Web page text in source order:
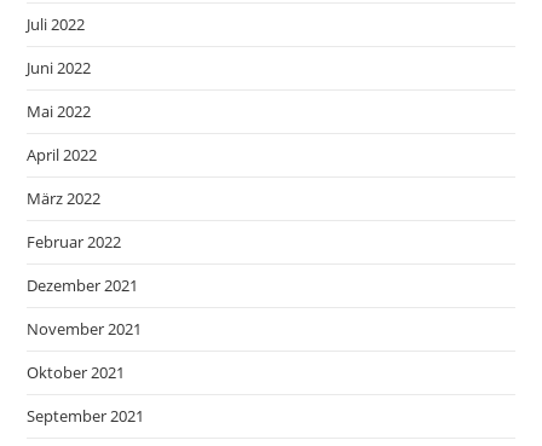
Juli 2022
Juni 2022
Mai 2022
April 2022
März 2022
Februar 2022
Dezember 2021
November 2021
Oktober 2021
September 2021